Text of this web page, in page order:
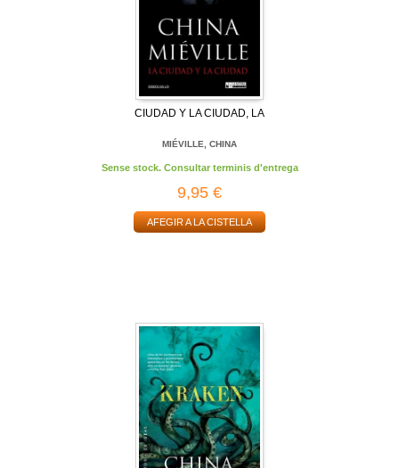
CIUDAD Y LA CIUDAD, LA
MIÉVILLE, CHINA
Sense stock. Consultar terminis d'entrega
9,95 €
AFEGIR A LA CISTELLA